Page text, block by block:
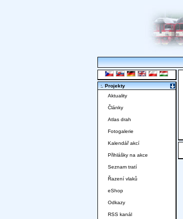
:. Projekty
Aktuality
Články
Atlas drah
Fotogalerie
Kalendář akcí
Přihlášky na akce
Seznam tratí
Řazení vlaků
eShop
Odkazy
RSS kanál